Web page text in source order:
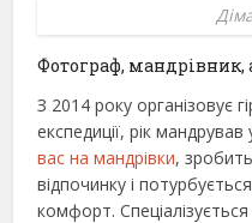
Фотограф, мандрівник,
З 2014 року організовує
експедиції, рік мандрував
вас на мандрівки,
відпочинку і
комфорт.